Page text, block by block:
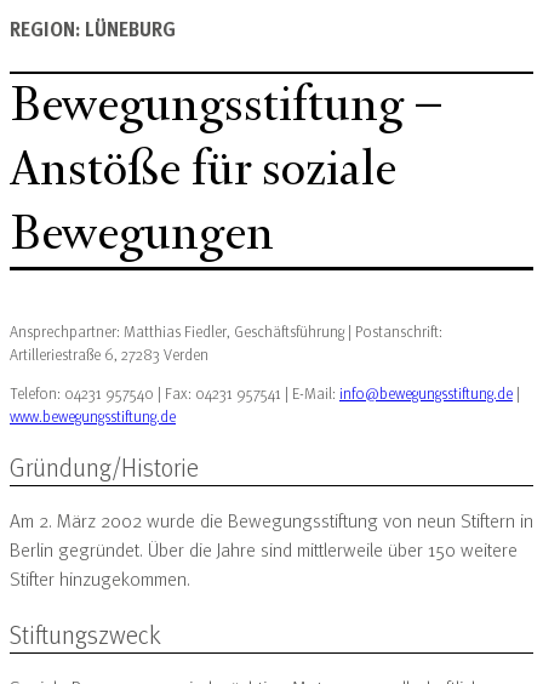
REGION: LÜNEBURG
Bewegungsstiftung –
Anstöße für soziale
Bewegungen
Ansprechpartner: Matthias Fiedler, Geschäftsführung | Postanschrift:
Artilleriestraße 6, 27283 Verden
Telefon: 04231 957540 | Fax: 04231 957541 | E-Mail: info@bewegungsstiftung.de |
www.bewegungsstiftung.de
Gründung/Historie
Am 2. März 2002 wurde die Bewegungsstiftung von neun Stiftern in
Berlin gegründet. Über die Jahre sind mittlerweile über 150 weitere
Stifter hinzugekommen.
Stiftungszweck